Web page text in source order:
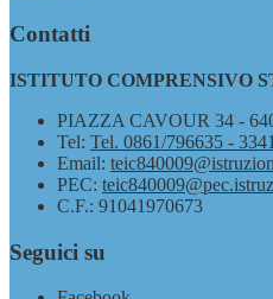
Contatti
ISTITUTO COMPRENSIVO
PIAZZA CAVOUR 34 -
Tel: Tel. 0861/796635 -
Email:
PEC:
C.F.: 91041970673
Seguici su